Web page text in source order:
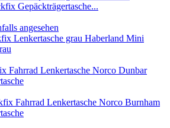
Gepäckträgertasche...
angesehen
Haberland Mini
Norco Dunbar
Norco Burnham